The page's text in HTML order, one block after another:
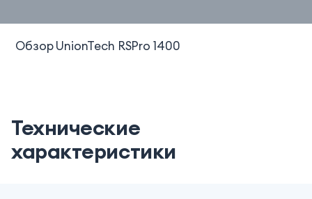
Обзор UnionTech RSPro 1400
Технические
характеристики